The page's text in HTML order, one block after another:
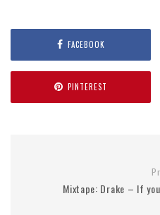
FACEBOOK
PINTEREST
Mixtape: Drake – If